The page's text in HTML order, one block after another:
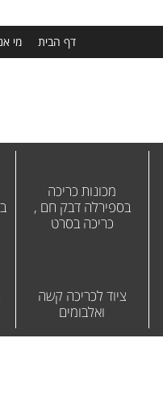
דף הבית מי
מכונות כריכה
בספירלה דבק חם ,
כריכה בסרט
ציוד לכריכה קשה
ואלבומים